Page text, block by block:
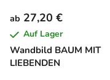
Wandbild BAUM MIT
LIEBENDEN
ab 27,20 €
Auf Lager